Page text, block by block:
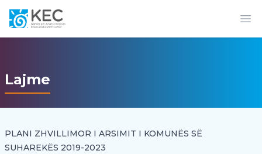
Lajme
PLANI ZHVILLIMOR I ARSIMIT I KOMUNËS SË
SUHAREKËS 2019-2023